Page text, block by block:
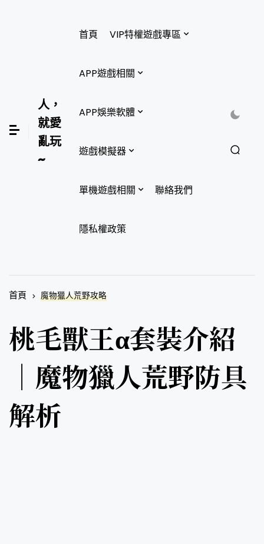
人，
就愛
亂玩
~
首頁 VIP特權遊戲專區
APP遊戲相關
APP娛樂軟體
遊戲模擬器
單機遊戲相關 聯絡我們
隱私權政策
首頁 魔物獵人荒野攻略
桃毛獸王α套裝介紹
｜魔物獵人荒野防具
解析